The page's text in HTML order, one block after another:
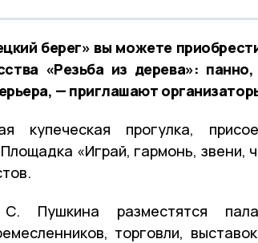
берег» вы можете
«Резьба из дерева»:
— приглашают
купеческая прогулка,
«Играй, гармонь, звени,
разместятся
торговли,